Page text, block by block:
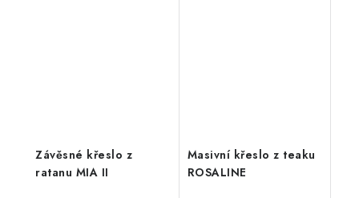
Závěsné křeslo z
ratanu MIA II
Masivní křeslo z teaku
ROSALINE